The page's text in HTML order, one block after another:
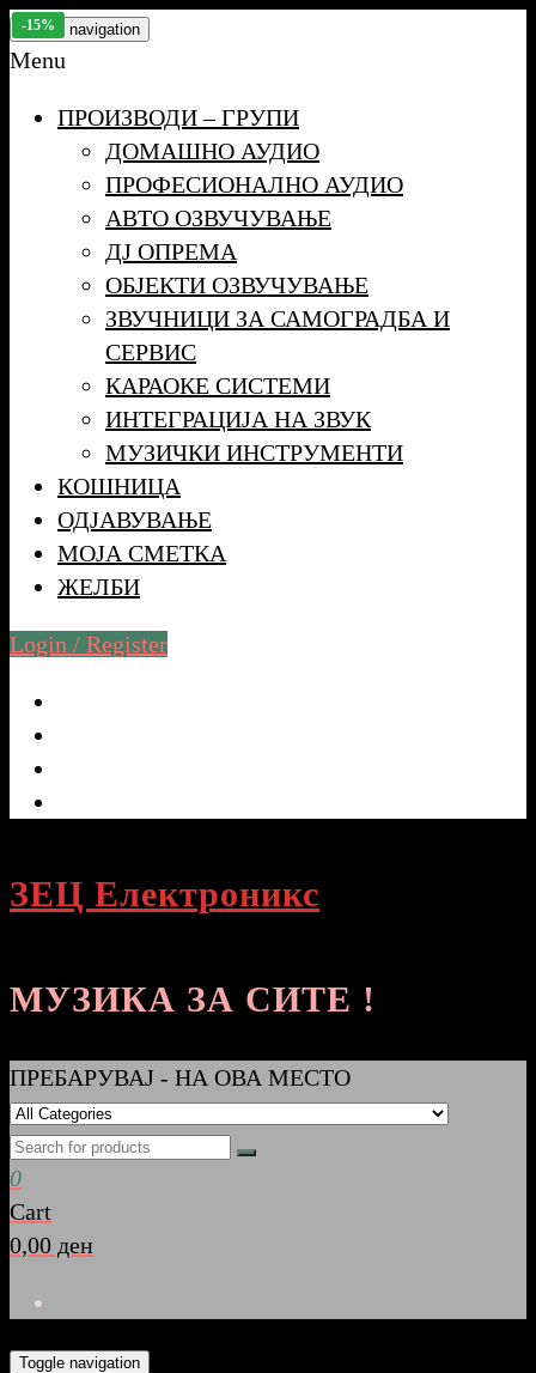
Skip
to
content
Toggle navigation
Menu
ПРОИЗВОДИ – ГРУПИ
ДОМАШНО АУДИО
ПРОФЕСИОНАЛНО АУДИО
АВТО ОЗВУЧУВАЊЕ
ДЈ ОПРЕМА
ОБЈЕКТИ ОЗВУЧУВАЊЕ
ЗВУЧНИЦИ ЗА САМОГРАДБА И
СЕРВИС
КАРАОКЕ СИСТЕМИ
ИНТЕГРАЦИЈА НА ЗВУК
МУЗИЧКИ ИНСТРУМЕНТИ
КОШНИЦА
ОДЈАВУВАЊЕ
МОЈА СМЕТКА
ЖЕЛБИ
Login / Register
ЗЕЦ Електроникс
МУЗИКА ЗА СИТЕ !
ПРЕБАРУВАЈ - НА ОВА МЕСТО
0
Cart
0,00 ден
Toggle navigation
-31%
-34%
-22%
-15%